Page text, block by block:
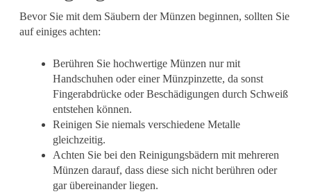
Bevor Sie mit dem Säubern der Münzen beginnen, sollten Sie
auf einiges achten:
Berühren Sie hochwertige Münzen nur mit
Handschuhen oder einer Münzpinzette, da sonst
Fingerabdrücke oder Beschädigungen durch Schweiß
entstehen können.
Reinigen Sie niemals verschiedene Metalle
gleichzeitig.
Achten Sie bei den Reinigungsbädern mit mehreren
Münzen darauf, dass diese sich nicht berühren oder
gar übereinander liegen.